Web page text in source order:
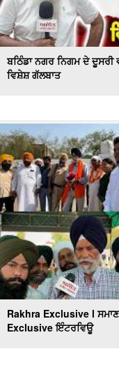
ਬਠਿੰਡਾ ਨਗਰ ਨਿਗਮ ਦੇ ਦੂਸਰੀ
ਵਿਸ਼ੇਸ਼ ਗੱਲਬਾਤ
Rakhra Exclusive l
Exclusive ਇੰਟਰਵਿਊ